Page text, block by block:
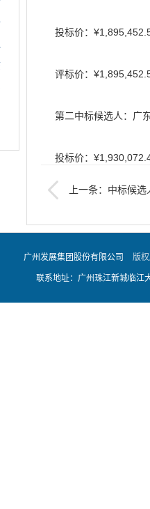
投标价：
评标价：
第二中标候选人：广
投标价：
评标价：
投标价：
上一条：中标候
广州发展集团股份有限公司 版
联系地址：广州珠江新城临江